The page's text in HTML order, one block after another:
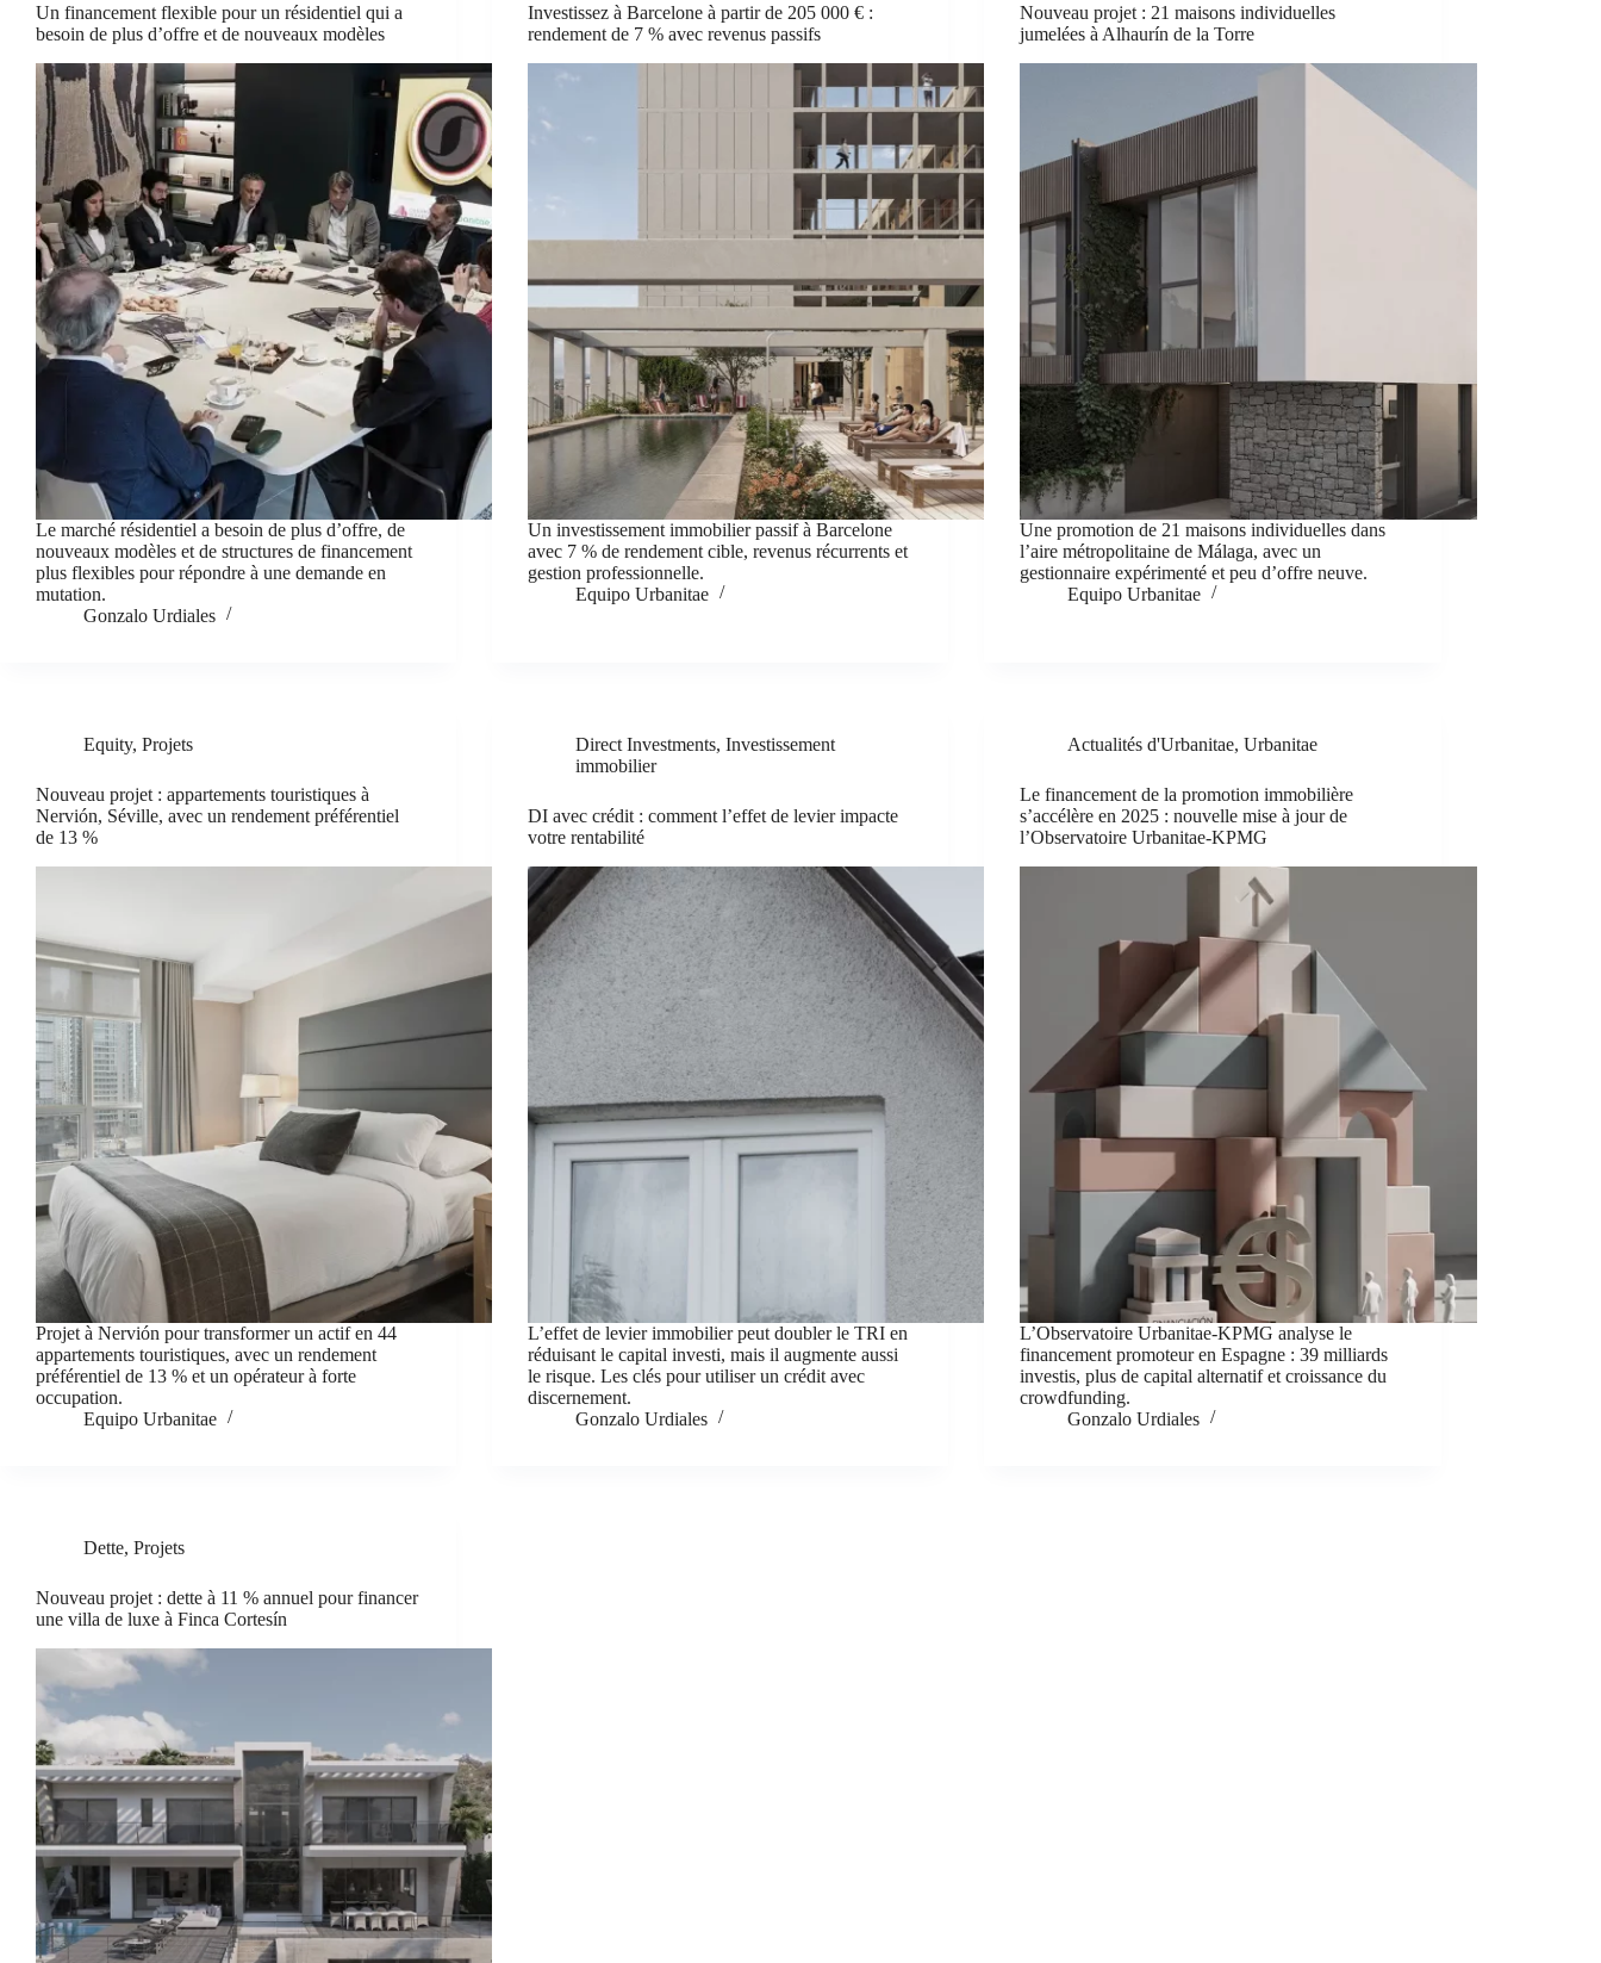
Un financement flexible pour un résidentiel qui a
besoin de plus d’offre et de nouveaux modèles
Le marché résidentiel a besoin de plus d’offre, de
nouveaux modèles et de structures de financement
plus flexibles pour répondre à une demande en
mutation.
Gonzalo Urdiales
Investissez à Barcelone à partir de 205 000 € :
rendement de 7 % avec revenus passifs
Un investissement immobilier passif à Barcelone
avec 7 % de rendement cible, revenus récurrents et
gestion professionnelle.
Equipo Urbanitae
Nouveau projet : 21 maisons individuelles
jumelées à Alhaurín de la Torre
Une promotion de 21 maisons individuelles dans
l’aire métropolitaine de Málaga, avec un
gestionnaire expérimenté et peu d’offre neuve.
Equipo Urbanitae
Equity, Projets
Nouveau projet : appartements touristiques à
Nervión, Séville, avec un rendement préférentiel
de 13 %
Projet à Nervión pour transformer un actif en 44
appartements touristiques, avec un rendement
préférentiel de 13 % et un opérateur à forte
occupation.
Equipo Urbanitae
Direct Investments,Investissement
immobilier
DI avec crédit : comment l’effet de levier impacte
votre rentabilité
L’effet de levier immobilier peut doubler le TRI en
réduisant le capital investi, mais il augmente aussi
le risque. Les clés pour utiliser un crédit avec
discernement.
Gonzalo Urdiales
Actualités d'Urbanitae,Urbanitae
Le financement de la promotion immobilière
s’accélère en 2025 : nouvelle mise à jour de
l’Observatoire Urbanitae-KPMG
L’Observatoire Urbanitae-KPMG analyse le
financement promoteur en Espagne : 39 milliards
investis, plus de capital alternatif et croissance du
crowdfunding.
Gonzalo Urdiales
Dette, Projets
Nouveau projet : dette à 11 % annuel pour financer
une villa de luxe à Finca Cortesín